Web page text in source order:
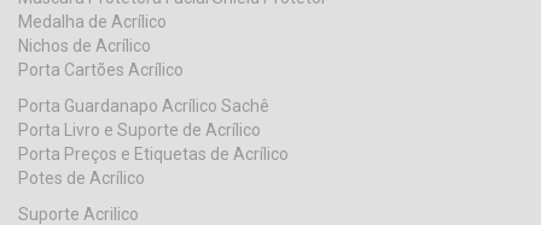
Medalha de Acrílico
Nichos de Acrílico
Porta Cartões Acrílico
Porta Guardanapo Acrílico Sachê
Porta Livro e Suporte de Acrílico
Porta Preços e Etiquetas de Acrílico
Potes de Acrílico
Suporte Acrilico